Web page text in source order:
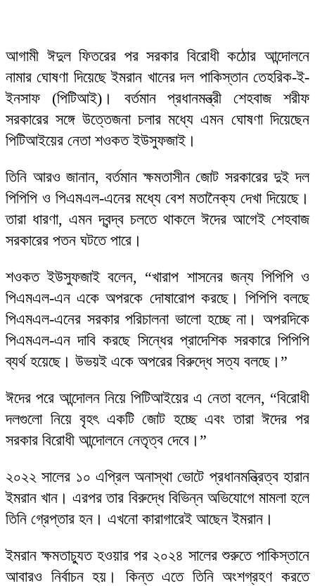
আগামী ঈদুল ফিতরের পর সরকার বিরোধী কঠোর আন্দোলনে
নামার ঘোষণা দিয়েছে ইমরান খানের দল পাকিস্তান তেহরিক-ই-
ইনসাফ (পিটিআই)। বর্তমান প্রধানমন্ত্রী শেহবাজ শরীফ
সরকারের সঙ্গে উত্তেজনা চলার মধ্যে এমন ঘোষণা দিয়েছেন
পিটিআইয়ের নেতা শওকত ইউসুফজাই।
তিনি আরও জানান, বর্তমান ক্ষমতাসীন জোট সরকারের দুই দল
পিপিপি ও পিএমএল-এনের মধ্যে বেশ মতানৈক্য দেখা দিয়েছে।
তারা ধারণা, এমন দ্বন্দ্ব চলতে থাকলে ঈদের আগেই শেহবাজ
সরকারের পতন ঘটতে পারে।
শওকত ইউসুফজাই বলেন, “খারাপ শাসনের জন্য পিপিপি ও
পিএমএল-এন একে অপরকে দোষারোপ করছে। পিপিপি বলছে
পিএমএল-এনের সরকার পরিচালনা ভালো হচ্ছে না। অপরদিকে
পিএমএল-এন দাবি করছে সিন্ধের প্রাদেশিক সরকারে পিপিপি
ব্যর্থ হয়েছে। উভয়ই একে অপরের বিরুদ্ধে সত্য বলছে।”
ঈদের পরে আন্দোলন নিয়ে পিটিআইয়ের এ নেতা বলেন, “বিরোধী
দলগুলো নিয়ে বৃহৎ একটি জোট হচ্ছে এবং তারা ঈদের পর
সরকার বিরোধী আন্দোলনে নেতৃত্ব দেবে।”
২০২২ সালের ১০ এপ্রিল অনাস্থা ভোটে প্রধানমন্ত্রিত্ব হারান
ইমরান খান। এরপর তার বিরুদ্ধে বিভিন্ন অভিযোগে মামলা হলে
তিনি গ্রেপ্তার হন। এখনো কারাগারেই আছেন ইমরান।
ইমরান ক্ষমতাচ্যুত হওয়ার পর ২০২৪ সালের শুরুতে পাকিস্তানে
আবারও নির্বাচন হয়। কিন্ত এতে তিনি অংশগ্রহণ করতে